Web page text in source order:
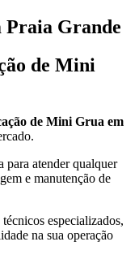
Praia Grande
de Mini
de Mini Grua em
para atender qualquer
e manutenção de
especializados,
na sua operação